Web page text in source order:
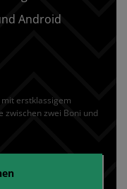
Android
erstklassigem
zwischen zwei Boni und